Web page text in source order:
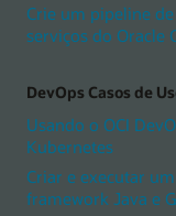
Crie um pipeline
serviços do Oracle
DevOps Casos de
Usando o OCI
Kubernetes
Criar e executar
framework Java e